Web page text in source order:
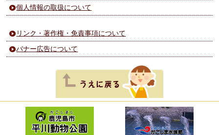
個人情報の取扱について
リンク・著作権・免責事項について
バナー広告について